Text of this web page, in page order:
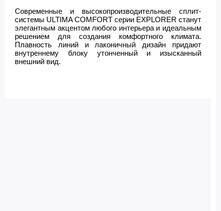
Современные и высокопроизводительные сплит-
системы ULTIMA COMFORT серии EXPLORER станут
элегантным акцентом любого интерьера и идеальным
решением для создания комфортного климата.
Плавность линий и лаконичный дизайн придают
внутреннему блоку утонченный и изысканный
внешний вид.